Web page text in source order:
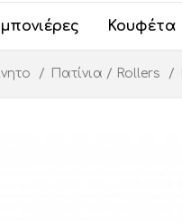
Κουφέτα
Πατίνια / Rollers